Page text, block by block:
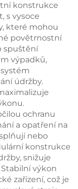
konstrukce
s vysoce
které mohou
povětrnostní
spuštění
výpadků,
údržby.
ochranu
a opatření na
nebo
konstrukce
snižuje
výkon
zařízení, což je